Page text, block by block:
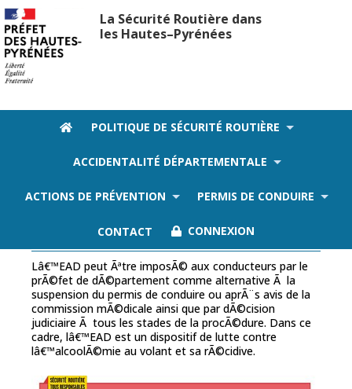
La Sécurité Routière dans
les Hautes–Pyrénées
POLITIQUE DE SÉCURITÉ ROUTIÈRE
ACCIDENTALITÉ DÉPARTEMENTALE
ACTIONS DE PRÉVENTION PERMIS DE CONDUIRE
CONTACT CONNEXION
Lâ€™EAD peut Ãªtre imposÃ© aux conducteurs par le
prÃ©fet de dÃ©partement comme alternative Ã la
suspension du permis de conduire ou aprÃ¨s avis de la
commission mÃ©dicale ainsi que par dÃ©cision
judiciaire Ã tous les stades de la procÃ©dure. Dans ce
cadre, lâ€™EAD est un dispositif de lutte contre
lâ€™alcoolÃ©mie au volant et sa rÃ©cidive.